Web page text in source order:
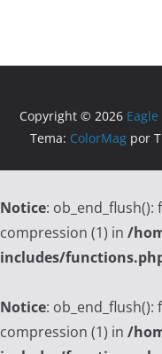
Copyright © 2026 Eagle
Tema: ColorMag por
Notice:
compression (1) in /
includes/
Notice:
compression (1) in /